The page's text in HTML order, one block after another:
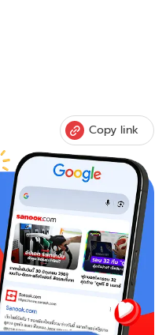
Copy link